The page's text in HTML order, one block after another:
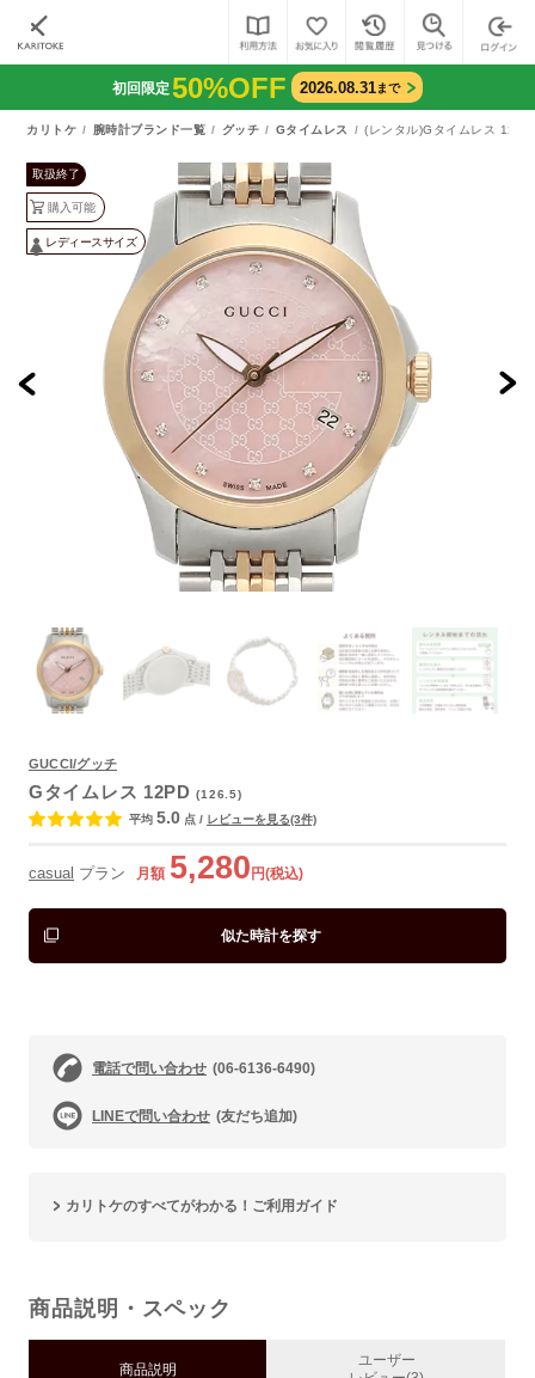
初回限定50%OFF 2026.08.31まで
カリトケ 腕時計ブランド一覧 グッチ Gタイムレス (レンタル)Gタイムレス
取扱終了
購入可能
レディースサイズ
GUCCI/グッチ
Gタイムレス 12PD(126.5)
平均 5.0 点 / レビューを見る(3件)
casual プラン 月額 5,280 円(税込)
似た時計を探す
電話で問い合わせ (06-6136-6490)
LINEで問い合わせ (友だち追加)
カリトケのすべてがわかる！ご利用ガイド
商品説明・スペック
商品説明
ユーザー